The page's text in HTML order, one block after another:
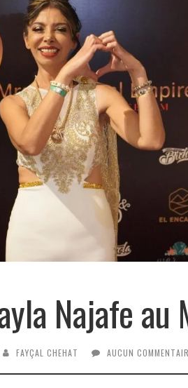
Najafe au
FAYÇAL CHEHAT AUCUN